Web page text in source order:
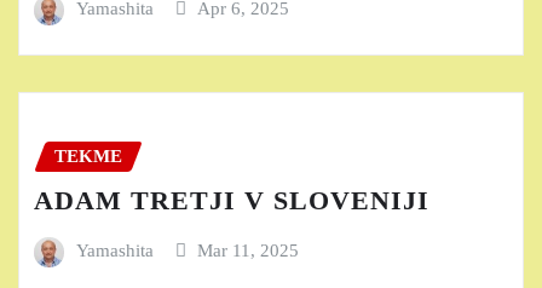
Yamashita Apr 6, 2025
TEKME
ADAM TRETJI V SLOVENIJI
Yamashita Mar 11, 2025